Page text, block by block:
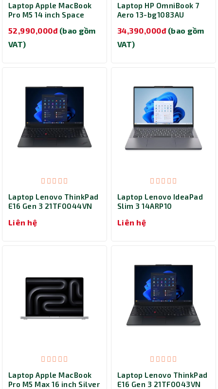
Laptop Apple MacBook
Pro M5 14 inch Space
Ram 16GB/ SSD 1TB/ 14
inch/ macOS/ 1Y/ Đen)
52,990,000đ (bao gồm
VAT)
Laptop HP OmniBook 7
Aero 13-bg1083AU
350/ Ram 32GB/ SSD
512GB/ 13 inch/ Office
Home 24/ Microsoft
34,390,000đ (bao gồm
VAT)
Laptop Lenovo ThinkPad
E16 Gen 3 21TF0044VN
32GB/ SSD 512GB/
Liên hệ
Laptop Lenovo IdeaPad
Slim 3 14ARP10
7535HS/ Ram 24GB/ SSD
Liên hệ
Laptop Apple MacBook
Pro M5 Max 16 inch Silver
Laptop Lenovo ThinkPad
E16 Gen 3 21TF0043VN